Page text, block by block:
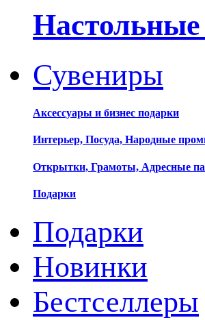
Сувениры
Аксессуары и бизнес подарки
Интерьер, Посуда, Народные
Открытки, Грамоты, Адресные
Подарки
Подарки
Новинки
Бестселлеры